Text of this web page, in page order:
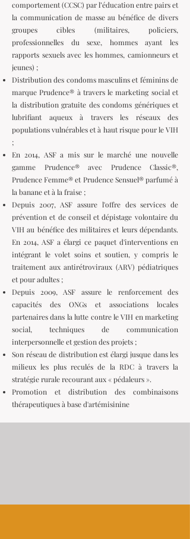
comportement (CCSC) par l’éducation entre pairs et
la communication de masse au bénéfice de divers
groupes cibles (militaires, policiers,
professionnelles du sexe, hommes ayant les
rapports sexuels avec les hommes, camionneurs et
jeunes) ;
Distribution des condoms masculins et féminins de
marque Prudence® à travers le marketing social et
la distribution gratuite des condoms génériques et
lubrifiant aqueux à travers les réseaux des
populations vulnérables et à haut risque pour le VIH
;
En 2014, ASF a mis sur le marché une nouvelle
gamme Prudence® avec Prudence Classic®,
Prudence Femme® et Prudence Sensuel® parfumé à
la banane et à la fraise ;
Depuis 2007, ASF assure l'offre des services de
prévention et de conseil et dépistage volontaire du
VIH au bénéfice des militaires et leurs dépendants.
En 2014, ASF a élargi ce paquet d'interventions en
intégrant le volet soins et soutien, y compris le
traitement aux antirétroviraux (ARV) pédiatriques
et pour adultes ;
Depuis 2009, ASF assure le renforcement des
capacités des ONGs et associations locales
partenaires dans la lutte contre le VIH en marketing
social, techniques de communication
interpersonnelle et gestion des projets ;
Son réseau de distribution est élargi jusque dans les
milieux les plus reculés de la RDC à travers la
stratégie rurale recourant aux « pédaleurs ».
Promotion et distribution des combinaisons
thérapeutiques à base d'artémisinine